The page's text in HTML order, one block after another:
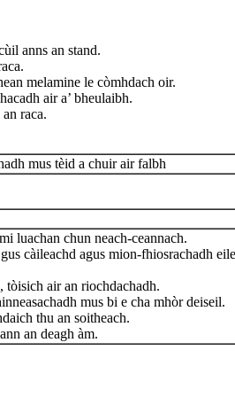
anns an stand.
melamine le còmhdach oir.
air a’ bheulaibh.
raca.
mus tèid a chuir air falbh
luachan chun neach-ceannach.
càileachd agus mion-fhiosrachadh
tòisich air an riochdachadh.
mus bi e cha mhòr deiseil.
thu an soitheach.
an deagh àm.